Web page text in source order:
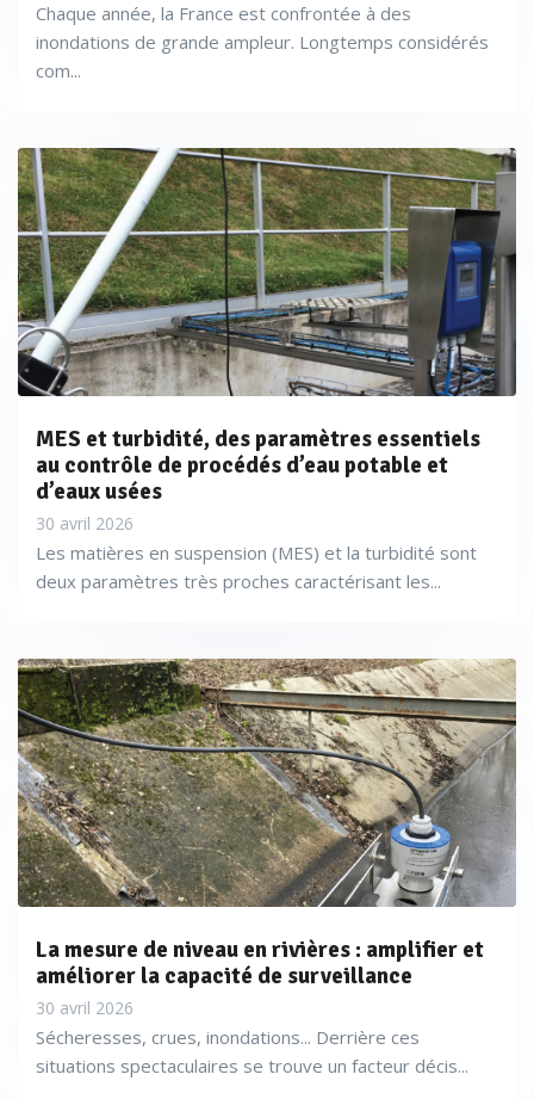
Chaque année, la France est confrontée à des
inondations de grande ampleur. Longtemps considérés
com...
MES et turbidité, des paramètres essentiels
au contrôle de procédés d’eau potable et
d’eaux usées
30 avril 2026
Les matières en suspension (MES) et la turbidité sont
deux paramètres très proches caractérisant les...
La mesure de niveau en rivières : amplifier et
améliorer la capacité de surveillance
30 avril 2026
Sécheresses, crues, inondations... Derrière ces
situations spectaculaires se trouve un facteur décis...